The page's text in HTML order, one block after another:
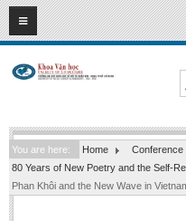
08 2026
HOME
Faculty of Literature
Departments
Department of Vietnamese
You are here: Home
Conference
80 Years of New Poetry and the Self-
Phan Khôi and the New Wave in